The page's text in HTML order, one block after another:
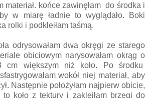
materiał. końce zawinęłam do środka i
w miarę ładnie to wyglądało. Boki
rolki i podkleiłam taśmą.
odrysowałam dwa okręgi ze starego
obiciowym narysowałam okrąg o
cm większym niż koło. Po środku
wokół niej materiał, aby
Następnie położyłam najpierw obicie,
koło z tektury i zakleiłam brzegi do